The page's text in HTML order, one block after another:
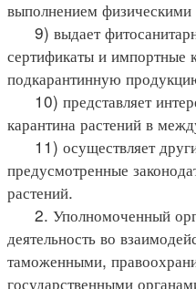
выполнением
9) выдает
сертификаты и импортные
подкарантинную
10) представляет
карантина растений в
11) осуществляет
предусмотренные
растений.
2. Уполномоченный
деятельность во
таможенными,
государственными